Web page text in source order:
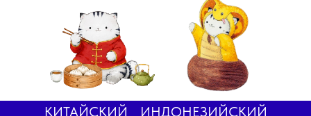
КИТАЙСКИЙ ИНДОНЕЗИЙСКИЙ